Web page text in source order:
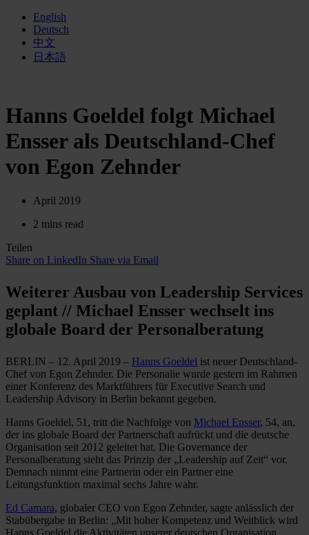
English
Deutsch
中文
日本語
Hanns Goeldel folgt Michael
Ensser als Deutschland-Chef
von Egon Zehnder
April 2019
2 mins read
Teilen
Share on LinkedIn Share via Email
Weiterer Ausbau von Leadership Services
geplant // Michael Ensser wechselt ins
globale Board der Personalberatung
BERLIN – 12. April 2019 – Hanns Goeldel ist neuer Deutschland-
Chef von Egon Zehnder. Die Personalie wurde gestern im Rahmen
einer Konferenz des Marktführers für Executive Search und
Leadership Advisory in Berlin bekannt gegeben.
Hanns Goeldel, 51, tritt die Nachfolge von Michael Ensser, 54, an,
der ins globale Board der Partnerschaft aufrückt und die deutsche
Organisation seit 2012 geleitet hat. Die Governance der
Personalberatung sieht das Prinzip der „Leadership auf Zeit“ vor.
Demnach nimmt eine Partnerin oder ein Partner eine
Leitungsfunktion maximal sechs Jahre wahr.
Ed Camara, globaler CEO von Egon Zehnder, sagte anlässlich der
Stabübergabe in Berlin: „Mit hoher Kompetenz und Weitblick wird
Hanns Goeldel die Aktivitäten unserer deutschen Organisation